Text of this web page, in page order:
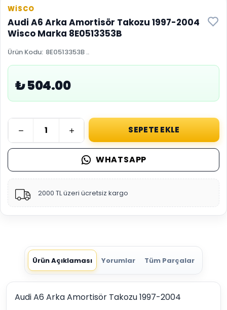
WİSCO
Audi A6 Arka Amortisör Takozu 1997-2004
Wisco Marka 8E0513353B
Ürün Kodu: 8E0513353B ..
₺ 504.00
SEPETE EKLE
WHATSAPP
2000 TL üzeri ücretsiz kargo
Ürün Açıklaması Yorumlar Tüm Parçalar
Audi A6 Arka Amortisör Takozu 1997-2004